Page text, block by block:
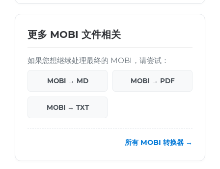
更多 MOBI 文件相关
如果您想继续处理最终的 MOBI，请尝试：
MOBI → MD MOBI → PDF
MOBI → TXT
所有 MOBI 转换器 →